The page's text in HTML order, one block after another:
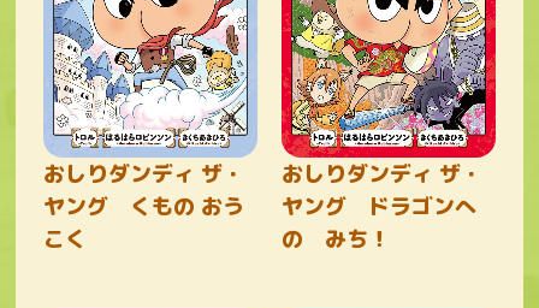
おしりダンディ ザ・
ヤング くもの おう
こく
おしりダンディ ザ・
ヤング ドラゴンへ
の みち！